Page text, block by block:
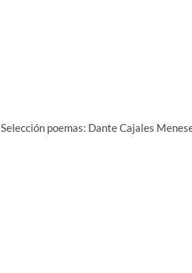
Selección poemas: Dante Cajales